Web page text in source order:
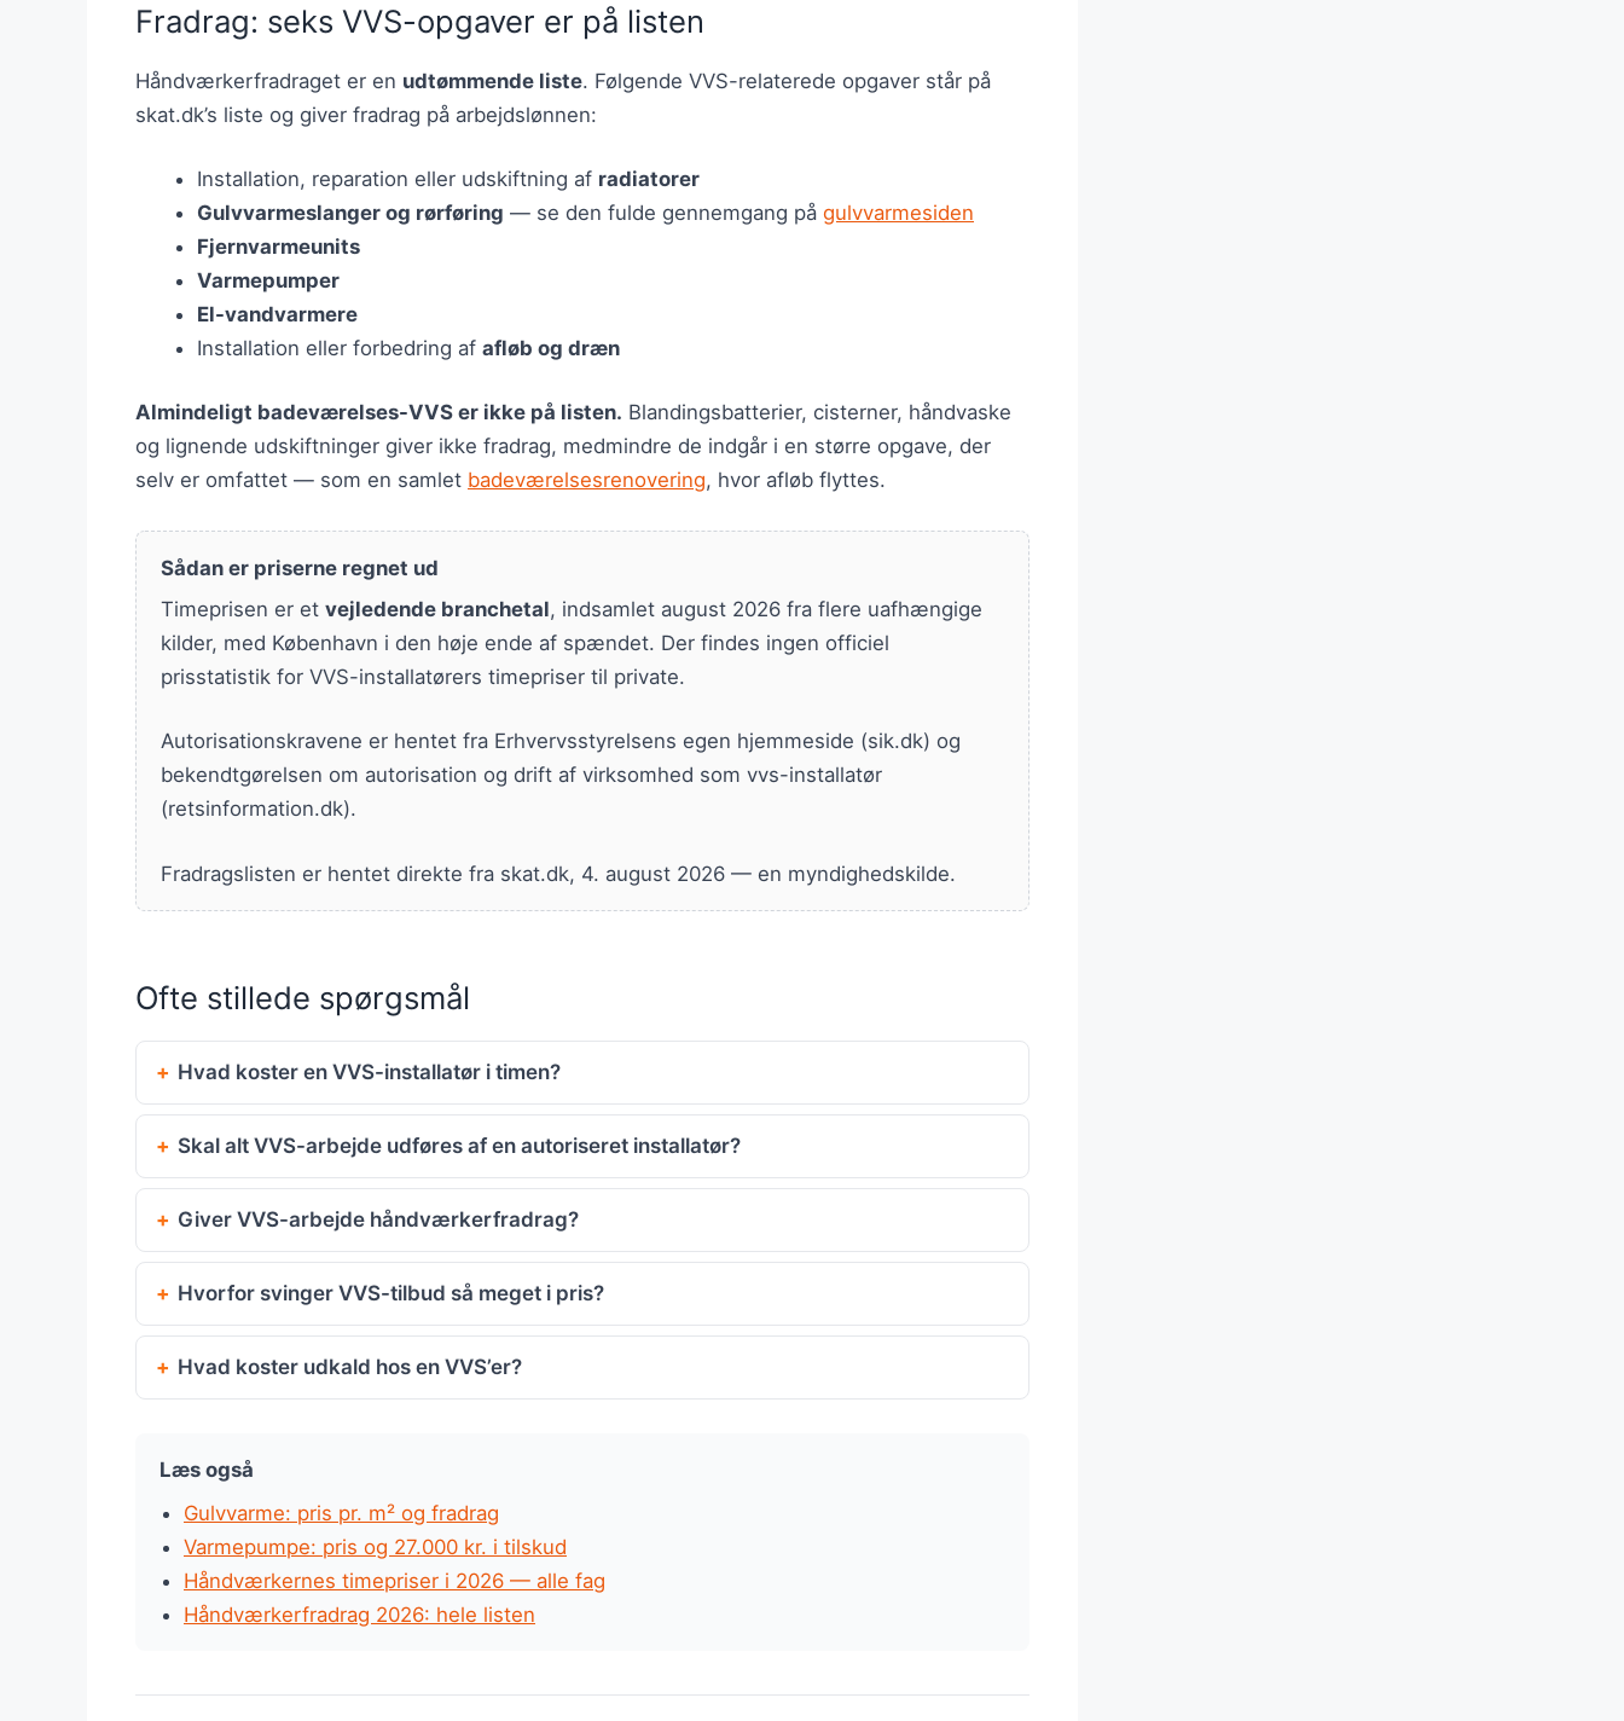
Fradrag: seks VVS-opgaver er på listen
Håndværkerfradraget er en udtømmende liste. Følgende VVS-relaterede opgaver står på
skat.dk’s liste og giver fradrag på arbejdslønnen:
Installation, reparation eller udskiftning af radiatorer
Gulvvarmeslanger og rørføring — se den fulde gennemgang på gulvvarmesiden
Fjernvarmeunits
Varmepumper
El-vandvarmere
Installation eller forbedring af afløb og dræn
Almindeligt badeværelses-VVS er ikke på listen. Blandingsbatterier, cisterner, håndvaske
og lignende udskiftninger giver ikke fradrag, medmindre de indgår i en større opgave, der
selv er omfattet — som en samlet badeværelsesrenovering, hvor afløb flyttes.
Sådan er priserne regnet ud
Timeprisen er et vejledende branchetal, indsamlet august 2026 fra flere uafhængige
kilder, med København i den høje ende af spændet. Der findes ingen officiel
prisstatistik for VVS-installatørers timepriser til private.
Autorisationskravene er hentet fra Erhvervsstyrelsens egen hjemmeside (sik.dk) og
bekendtgørelsen om autorisation og drift af virksomhed som vvs-installatør
(retsinformation.dk).
Fradragslisten er hentet direkte fra skat.dk, 4. august 2026 — en myndighedskilde.
Ofte stillede spørgsmål
Hvad koster en VVS-installatør i timen?
Skal alt VVS-arbejde udføres af en autoriseret installatør?
Giver VVS-arbejde håndværkerfradrag?
Hvorfor svinger VVS-tilbud så meget i pris?
Hvad koster udkald hos en VVS’er?
Læs også
Gulvvarme: pris pr. m² og fradrag
Varmepumpe: pris og 27.000 kr. i tilskud
Håndværkernes timepriser i 2026 — alle fag
Håndværkerfradrag 2026: hele listen